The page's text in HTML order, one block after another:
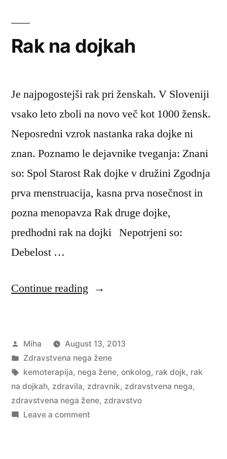
Rak na dojkah
Je najpogostejši rak pri ženskah. V Sloveniji
vsako leto zboli na novo več kot 1000 žensk.
Neposredni vzrok nastanka raka dojke ni
znan. Poznamo le dejavnike tveganja: Znani
so: Spol Starost Rak dojke v družini Zgodnja
prva menstruacija, kasna prva nosečnost in
pozna menopavza Rak druge dojke,
predhodni rak na dojki Nepotrjeni so:
Debelost …
Continue reading “Rak
Posted
by
Miha
August 13, 2013
Posted
in
Zdravstvena nega žene
Tags:
kemoterapija, nega žene, onkolog, rak dojk, rak
na dojkah, zdravila, zdravnik, zdravstvena nega,
zdravstvena nega žene, zdravstvo
Leave a commenton